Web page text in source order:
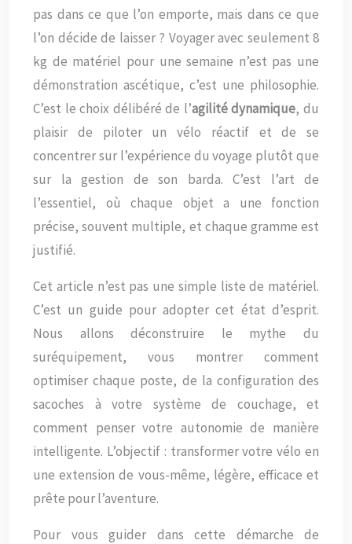
pas dans ce que l’on emporte, mais dans ce que
l’on décide de laisser ? Voyager avec seulement 8
kg de matériel pour une semaine n’est pas une
démonstration ascétique, c’est une philosophie.
C’est le choix délibéré de l’agilité dynamique, du
plaisir de piloter un vélo réactif et de se
concentrer sur l’expérience du voyage plutôt que
sur la gestion de son barda. C’est l’art de
l’essentiel, où chaque objet a une fonction
précise, souvent multiple, et chaque gramme est
justifié.
Cet article n’est pas une simple liste de matériel.
C’est un guide pour adopter cet état d’esprit.
Nous allons déconstruire le mythe du
suréquipement, vous montrer comment
optimiser chaque poste, de la configuration des
sacoches à votre système de couchage, et
comment penser votre autonomie de manière
intelligente. L’objectif : transformer votre vélo en
une extension de vous-même, légère, efficace et
prête pour l’aventure.
Pour vous guider dans cette démarche de